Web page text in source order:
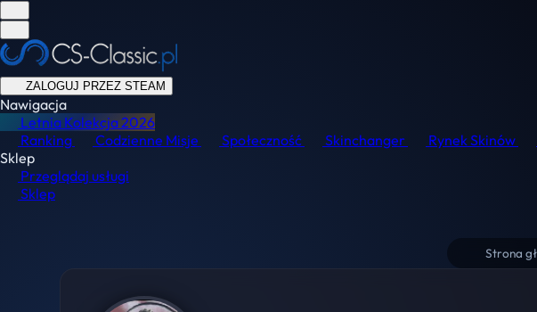
ZALOGUJ PRZEZ STEAM
Nawigacja
Letnia Kolekcja2026
Ranking
Codzienne Misje Społeczność Skinchanger Rynek Skinów
Sklep
Przeglądaj usługi
Sklep
Strona